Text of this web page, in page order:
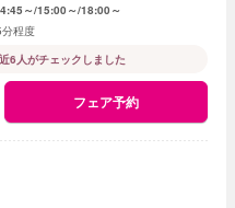
～ 15:00～ 18:00～
程度
6人がチェックしました
フェア予約